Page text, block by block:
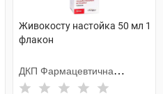
Живокосту настойка 50 мл 1
флакон
ДКП Фармацевтична
фабрика